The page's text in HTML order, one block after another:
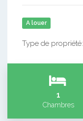
A louer
Type de propriété:
1
Chambres